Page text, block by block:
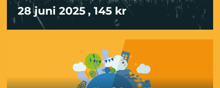
28 juni 2025, 145 kr